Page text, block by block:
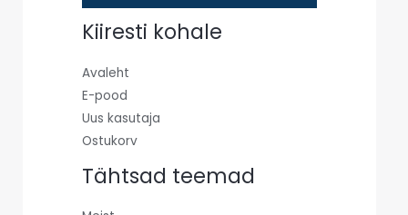
Kiiresti kohale
Avaleht
E-pood
Uus kasutaja
Ostukorv
Tähtsad teemad